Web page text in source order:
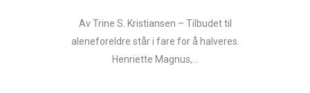
Av Trine S. Kristiansen – Tilbudet til
aleneforeldre står i fare for å halveres.
Henriette Magnus,...